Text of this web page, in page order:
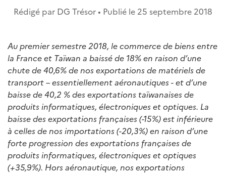
Rédigé par DG Trésor • Publié le 25 septembre 2018
Au premier semestre 2018, le commerce de biens entre
la France et Taïwan a baissé de 18% en raison d’une
chute de 40,6% de nos exportations de matériels de
transport – essentiellement aéronautiques - et d’une
baisse de 40,2 % des exportations taïwanaises de
produits informatiques, électroniques et optiques. La
baisse des exportations françaises (-15%) est inférieure
à celles de nos importations (-20,3%) en raison d’une
forte progression des exportations françaises de
produits informatiques, électroniques et optiques
(+35,9%). Hors aéronautique, nos exportations